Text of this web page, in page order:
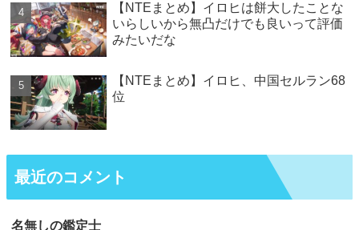
【NTEまとめ】イロヒは餅大したことな
いらしいから無凸だけでも良いって評価
みたいだな
【NTEまとめ】イロヒ、中国セルラン68
位
最近のコメント
名無しの鑑定士